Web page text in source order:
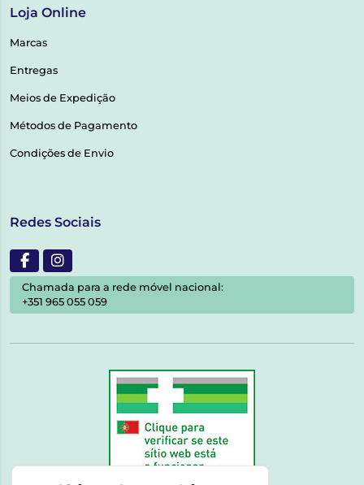
Loja Online
Marcas
Entregas
Meios de Expedição
Métodos de Pagamento
Condições de Envio
Redes Sociais
Chamada para a rede móvel nacional:
+351 965 055 059